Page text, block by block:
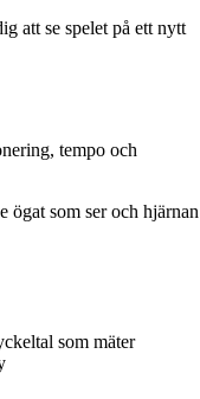
att se spelet på ett nytt
tempo och
ögat som ser och hjärnan
som mäter